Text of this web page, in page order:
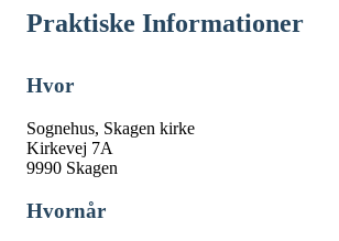
Praktiske Informationer
Hvor
Sognehus, Skagen kirke
Kirkevej 7A
9990 Skagen
Hvornår